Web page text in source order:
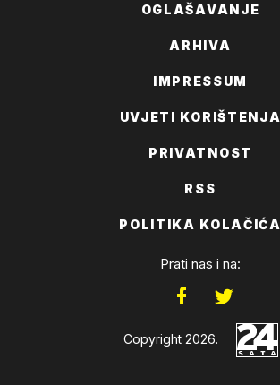
OGLAŠAVANJE
ARHIVA
IMPRESSUM
UVJETI KORIŠTENJA
PRIVATNOST
RSS
POLITIKA KOLAČIĆA
Prati nas i na:
Copyright 2026.